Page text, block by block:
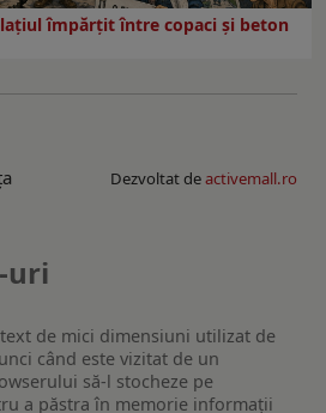
împărțit între copaci și beton
Dezvoltat deactivemall.ro
uri
de mici dimensiuni utilizat de
când este vizitat de un
să-l stocheze pe
a păstra în memorie informații